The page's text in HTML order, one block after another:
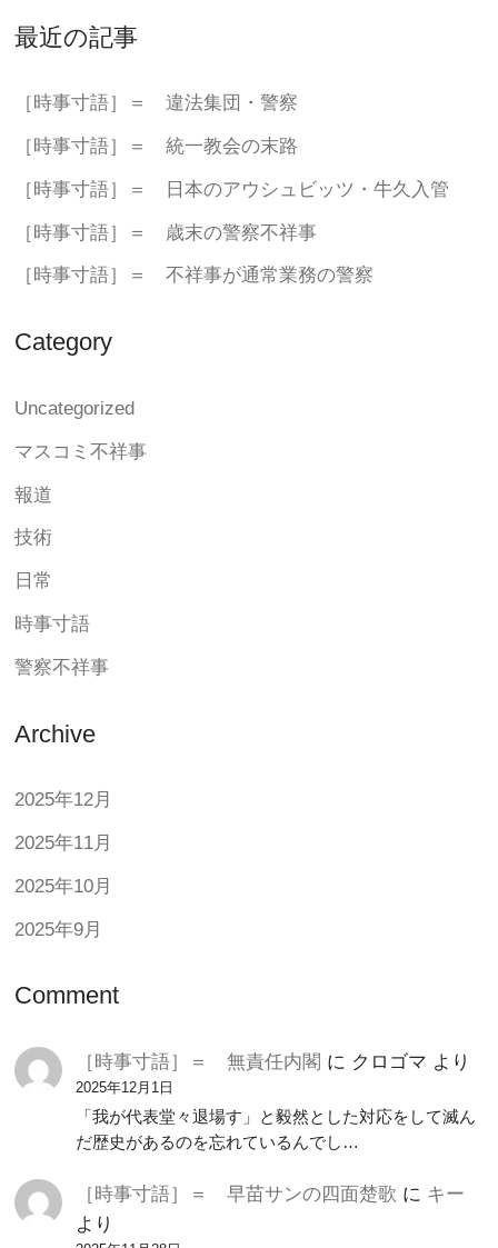
最近の記事
［時事寸語］＝ 違法集団・警察
［時事寸語］＝ 統一教会の末路
［時事寸語］＝ 日本のアウシュビッツ・牛久入管
［時事寸語］＝ 歳末の警察不祥事
［時事寸語］＝ 不祥事が通常業務の警察
Category
Uncategorized
マスコミ不祥事
報道
技術
日常
時事寸語
警察不祥事
Archive
2025年12月
2025年11月
2025年10月
2025年9月
Comment
［時事寸語］＝ 無責任内閣 に クロゴマ より
2025年12月1日
「我が代表堂々退場す」と毅然とした対応をして滅ん
だ歴史があるのを忘れているんでし…
［時事寸語］＝ 早苗サンの四面楚歌 に キー
より